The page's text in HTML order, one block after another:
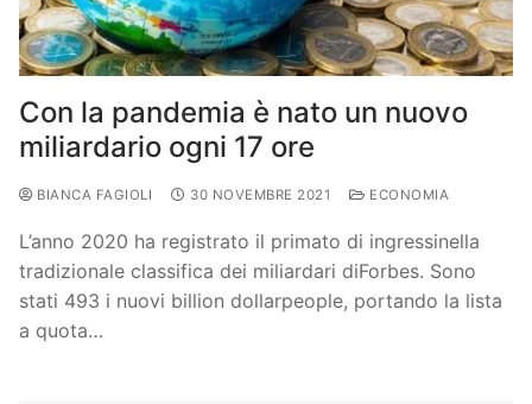
Con la pandemia è nato un nuovo
miliardario ogni 17 ore
BIANCA FAGIOLI 30 NOVEMBRE 2021 ECONOMIA
L’anno 2020 ha registrato il primato di ingressinella
tradizionale classifica dei miliardari diForbes. Sono
stati 493 i nuovi billion dollarpeople, portando la lista
a quota…